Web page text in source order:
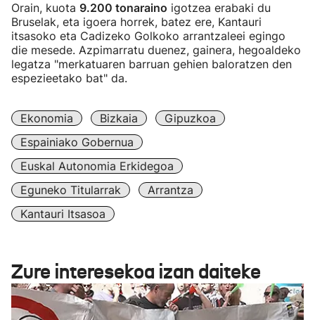
Orain, kuota 9.200 tonaraino igotzea erabaki du
Bruselak, eta igoera horrek, batez ere, Kantauri
itsasoko eta Cadizeko Golkoko arrantzaleei egingo
die mesede. Azpimarratu duenez, gainera, hegoaldeko
legatza "merkatuaren barruan gehien baloratzen den
espezieetako bat" da.
Ekonomia Bizkaia
Gipuzkoa
Espainiako Gobernua
Euskal Autonomia Erkidegoa
Eguneko Titularrak
Arrantza
Kantauri Itsasoa
Zure interesekoa izan daiteke